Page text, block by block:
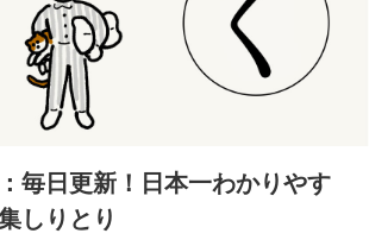
毎日更新！日本一わかりやす
しりとり